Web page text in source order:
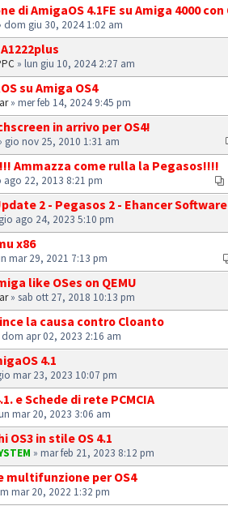
di AmigaOS 4.1FE su Amiga 4000
dom giu 30, 2024 1:02 am
» lun giu 10, 2024 2:27 am
su Amiga OS4
» mer feb 14, 2024 9:45 pm
in arrivo per OS4!
gio nov 25, 2010 1:31 am
Ammazza come rulla la Pegasos!!!!
ago 22, 2013 8:21 pm
2 - Pegasos 2 - Ehancer
ago 24, 2023 5:10 pm
x86
mar 29, 2021 7:13 pm
like OSes on QEMU
» sab ott 27, 2018 10:13 pm
la causa contro Cloanto
dom apr 02, 2023 2:16 am
4.1
mar 23, 2023 10:07 pm
e Schede di rete PCMCIA
mar 20, 2023 3:06 am
OS3 in stile OS 4.1
» mar feb 21, 2023 8:12 pm
multifunzione per OS4
mar 20, 2022 1:32 pm